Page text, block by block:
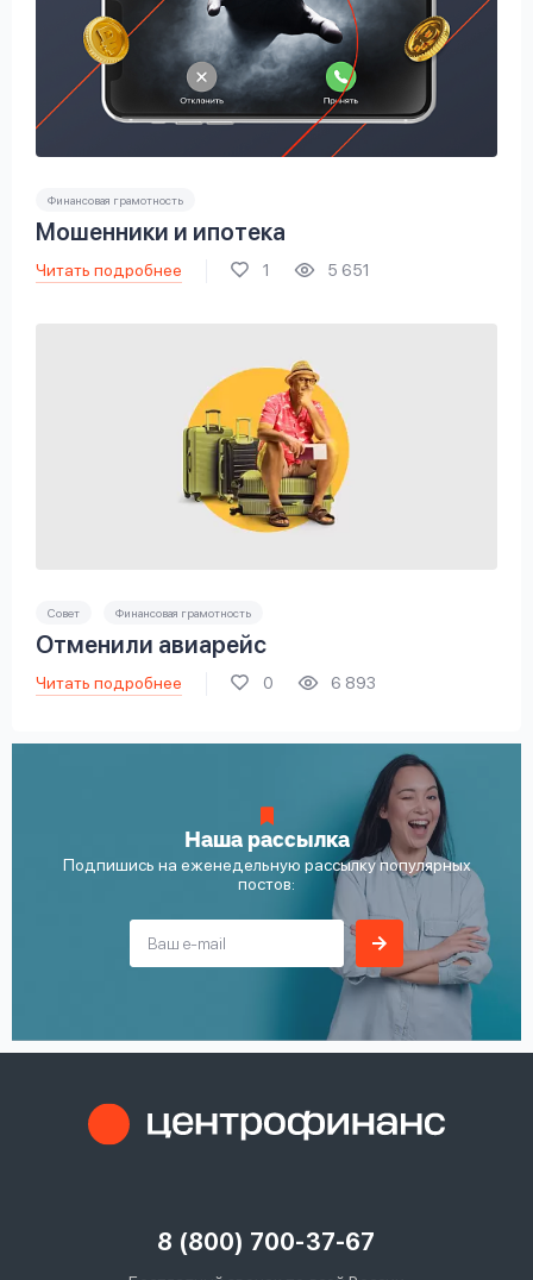
Финансовая грамотность
Мошенники и ипотека
Читать подробнее 1 5 651
Совет Финансовая грамотность
Отменили авиарейс
Читать подробнее 0 6 893
Наша рассылка
Подпишись на еженедельную рассылку популярных
постов:
8 (800) 700-37-67